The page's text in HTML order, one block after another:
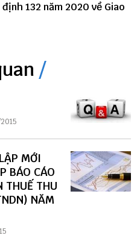
132 năm 2020 về Giao
MỚI
BÁO CÁO
THUẾ THU
NĂM